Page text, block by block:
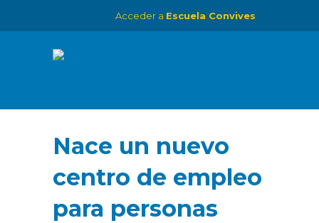
Acceder a Escuela Convives
Nace un nuevo
centro de empleo
para personas